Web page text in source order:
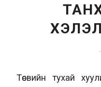
Төсвийн тухай